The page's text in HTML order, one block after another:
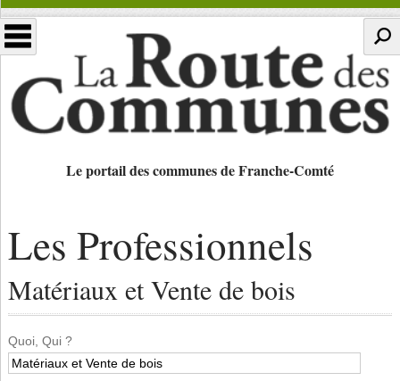
Le portail des communes de Franche-Comté
Les Professionnels
Matériaux et Vente de bois
Quoi, Qui ?